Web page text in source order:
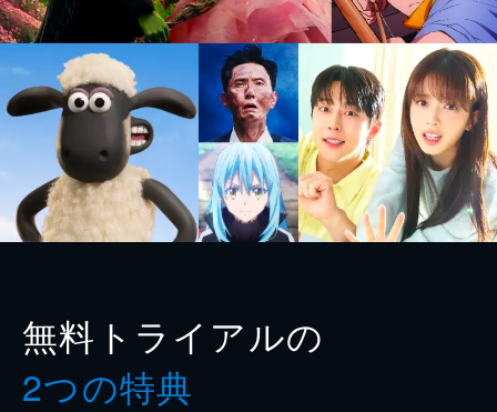
無料トライアルの
2つの特典